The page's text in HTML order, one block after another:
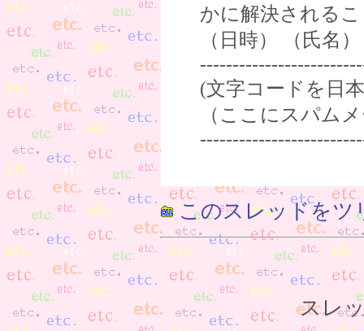
かに解決される
（日時） （氏名）
(文字コードを日
（ここにスパム
このスレッドをツ
スレ